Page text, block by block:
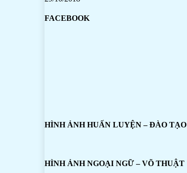
FACEBOOK
HÌNH ẢNH HUẤN LUYỆN – ĐÀO TẠO
HÌNH ẢNH NGOẠI NGỮ – VÕ THUẬT